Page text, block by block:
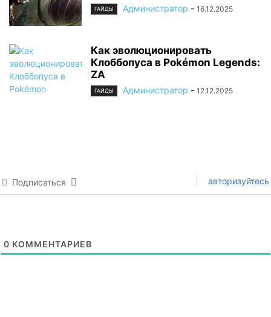
ГАЙДЫ Администратор - 16.12.2025
Как эволюционировать
Клоббопуса в Pokémon Legends:
ZA
ГАЙДЫ Администратор - 12.12.2025
Подписаться авторизуйтесь
0 КОММЕНТАРИЕВ